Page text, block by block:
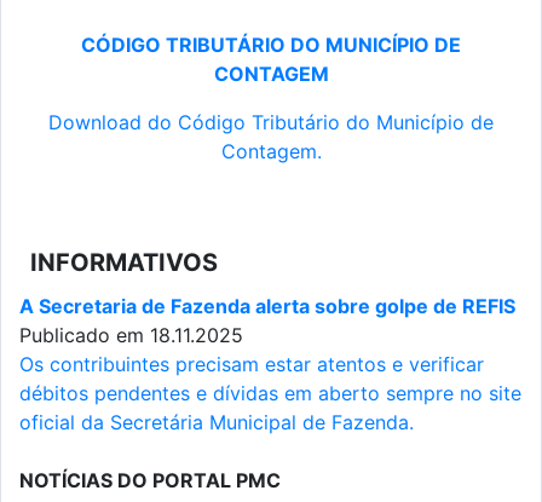
CÓDIGO TRIBUTÁRIO DO MUNICÍPIO DE
CONTAGEM
Download do Código Tributário do Município de
Contagem.
INFORMATIVOS
A Secretaria de Fazenda alerta sobre golpe de REFIS
Publicado em 18.11.2025
Os contribuintes precisam estar atentos e verificar
débitos pendentes e dívidas em aberto sempre no site
oficial da Secretária Municipal de Fazenda.
NOTÍCIAS DO PORTAL PMC